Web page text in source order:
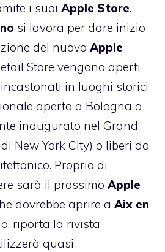
i suoi Apple Store.
si lavora per dare inizio
del nuovo Apple
Store vengono aperti
in luoghi storici
aperto a Bologna o
inaugurato nel Grand
New York City) o liberi da
Proprio di
sarà il prossimo Apple
dovrebbe aprire a Aix en
riporta la rivista
quasi